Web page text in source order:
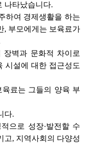
나타났습니다.
하여 경제생활을 하는
, 부모에게는 보육료가
장벽과 문화적 차이로
시설에 대한 접근성도
료는 그들의 양육 부
다.
으로 성장·발전할 수
고, 지역사회의 다양성